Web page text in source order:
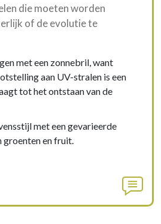
die moeten worden
of de evolutie te
met een zonnebril, want
aan UV-stralen is een
tot het ontstaan van de
met een gevarieerde
en fruit.